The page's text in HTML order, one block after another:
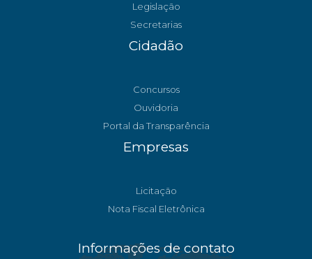
Legislação
Secretarias
Cidadão
Concursos
Ouvidoria
Portal da Transparência
Empresas
Licitação
Nota Fiscal Eletrônica
Informações de contato